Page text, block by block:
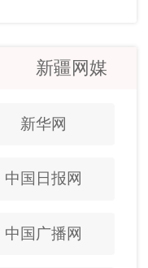
新疆网媒
新华网
中国日报网
中国广播网